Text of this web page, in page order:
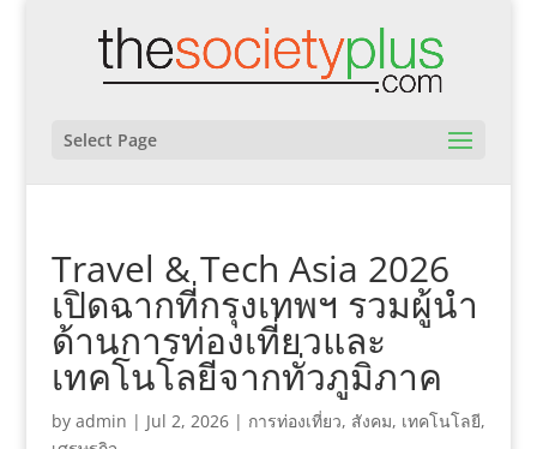
Select Page
Travel & Tech Asia 2026
เปิดฉากที่กรุงเทพฯ รวมผู้นำ
ด้านการท่องเที่ยวและ
เทคโนโลยีจากทั่วภูมิภาค
by admin | Jul 2, 2026| การท่องเที่ยว, สังคม, เทคโนโลยี,